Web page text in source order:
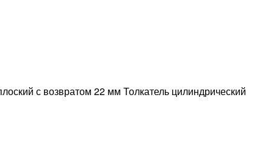
с возвратом 22 мм Толкатель цилиндрический